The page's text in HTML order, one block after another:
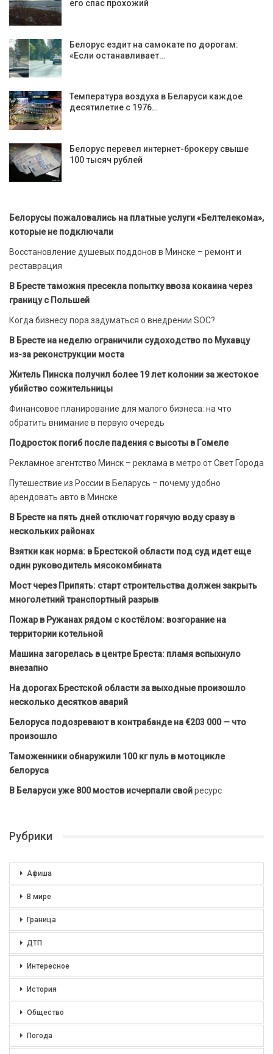
его спас прохожий
Белорус ездит на самокате по дорогам:
«Если останавливает…
Температура воздуха в Беларуси каждое
десятилетие с 1976…
Белорус перевел интернет-брокеру свыше
100 тысяч рублей
Белорусы пожаловались на платные услуги «Белтелекома»,
которые не подключали
Восстановление душевых поддонов в Минске – ремонт и
реставрация
В Бресте таможня пресекла попытку ввоза кокаина через
границу с Польшей
Когда бизнесу пора задуматься о внедрении SOC?
В Бресте на неделю ограничили судоходство по Мухавцу
из-за реконструкции моста
Житель Пинска получил более 19 лет колонии за жестокое
убийство сожительницы
Финансовое планирование для малого бизнеса: на что
обратить внимание в первую очередь
Подросток погиб после падения с высоты в Гомеле
Рекламное агентство Минск – реклама в метро от Свет Города
Путешествие из России в Беларусь – почему удобно
арендовать авто в Минске
В Бресте на пять дней отключат горячую воду сразу в
нескольких районах
Взятки как норма: в Брестской области под суд идет еще
один руководитель мясокомбината
Мост через Припять: старт строительства должен закрыть
многолетний транспортный разрыв
Пожар в Ружанах рядом с костёлом: возгорание на
территории котельной
Машина загорелась в центре Бреста: пламя вспыхнуло
внезапно
На дорогах Брестской области за выходные произошло
несколько десятков аварий
Белоруса подозревают в контрабанде на €203 000 — что
произошло
Таможенники обнаружили 100 кг пуль в мотоцикле
белоруса
В Беларуси уже 800 мостов исчерпали свойресурс
Рубрики
Афиша
В мире
Граница
ДТП
Интересное
История
Общество
Погода